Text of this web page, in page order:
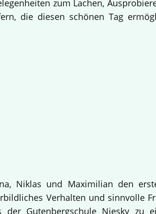
zum Lachen,
die diesen schönen Tag
Niklas und Maximilian den
Verhalten und sinnvolle
Gutenbergschule Niesky zu